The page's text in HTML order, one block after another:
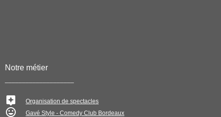
Notre métier
Organisation de spectacles
Gavé Style - Comedy Club Bordeaux